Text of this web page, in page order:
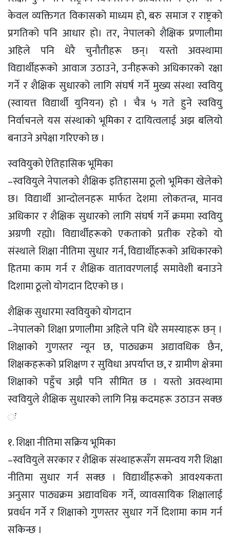
केवल व्यक्तिगत विकासको माध्यम हो, बरु समाज र राष्ट्रको
प्रगतिको पनि आधार हो। तर, नेपालको शैक्षिक प्रणालीमा
अहिले पनि धेरै चुनौतीहरू छन्। यस्तो अवस्थामा
विद्यार्थीहरूको आवाज उठाउने, उनीहरूको अधिकारको रक्षा
गर्ने र शैक्षिक सुधारको लागि संघर्ष गर्ने मुख्य संस्था स्ववियु
(स्वायत्त विद्यार्थी युनियन) हो । चैत्र ५ गते हुने स्ववियु
निर्वाचनले यस संस्थाको भूमिका र दायित्वलाई अझ बलियो
बनाउने अपेक्षा गरिएको छ ।
स्ववियुको ऐतिहासिक भूमिका
–स्ववियुले नेपालको शैक्षिक इतिहासमा ठूलो भूमिका खेलेको
छ। विद्यार्थी आन्दोलनहरू मार्फत देशमा लोकतन्त्र, मानव
अधिकार र शैक्षिक सुधारको लागि संघर्ष गर्ने क्रममा स्ववियु
अग्रणी रह्यो। विद्यार्थीहरूको एकताको प्रतीक रहेको यो
संस्थाले शिक्षा नीतिमा सुधार गर्न, विद्यार्थीहरूको अधिकारको
हितमा काम गर्न र शैक्षिक वातावरणलाई समावेशी बनाउने
दिशामा ठूलो योगदान दिएको छ ।
शैक्षिक सुधारमा स्ववियुको योगदान
–नेपालको शिक्षा प्रणालीमा अहिले पनि धेरै समस्याहरू छन् ।
शिक्षाको गुणस्तर न्यून छ, पाठ्यक्रम अद्यावधिक छैन,
शिक्षकहरूको प्रशिक्षण र सुविधा अपर्याप्त छ, र ग्रामीण क्षेत्रमा
शिक्षाको पहुँच अझै पनि सीमित छ । यस्तो अवस्थामा
स्ववियुले शैक्षिक सुधारको लागि निम्न कदमहरू उठाउन सक्छ
ः
१. शिक्षा नीतिमा सक्रिय भूमिका
–स्ववियुले सरकार र शैक्षिक संस्थाहरूसँग समन्वय गरी शिक्षा
नीतिमा सुधार गर्न सक्छ । विद्यार्थीहरूको आवश्यकता
अनुसार पाठ्यक्रम अद्यावधिक गर्ने, व्यावसायिक शिक्षालाई
प्रवर्धन गर्ने र शिक्षाको गुणस्तर सुधार गर्ने दिशामा काम गर्न
सकिन्छ ।